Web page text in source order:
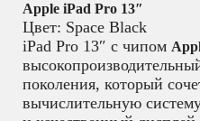
Apple iPad Pro 13″
Цвет: Space Black
iPad Pro 13″ с чипом
поколения, который
вычислительную